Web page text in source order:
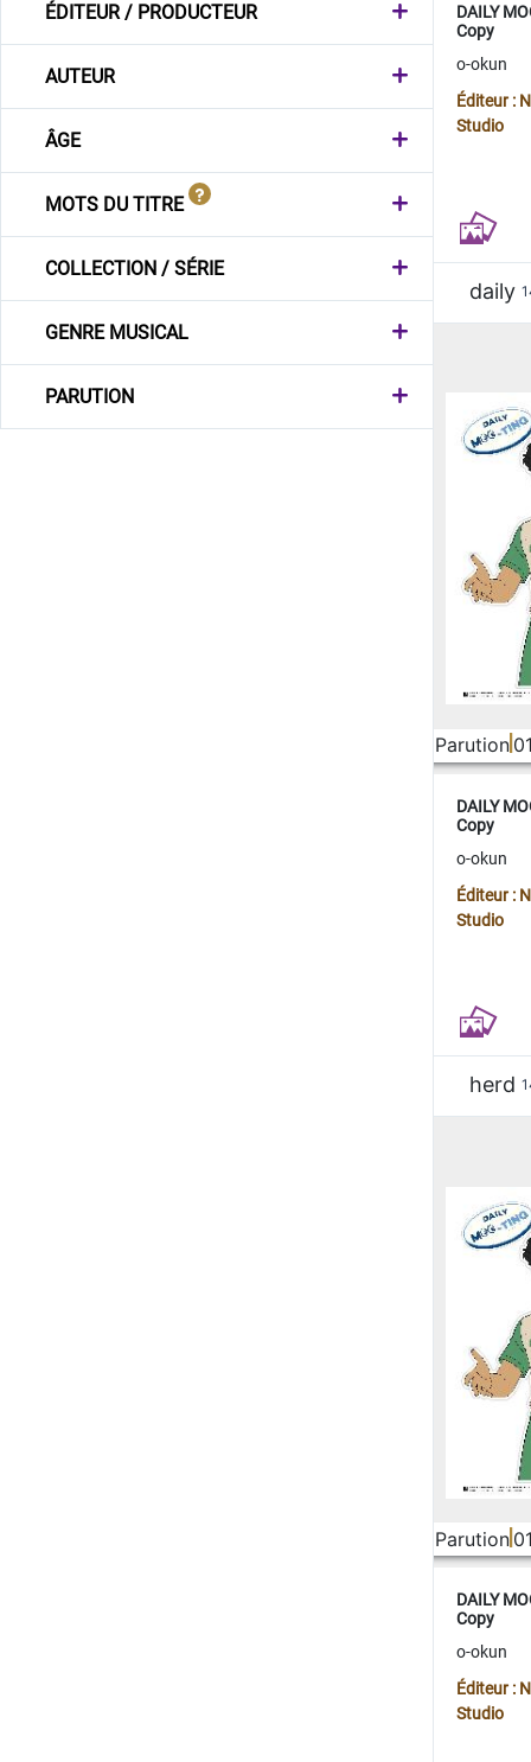
ÉDITEUR / PRODUCTEUR
AUTEUR
ÂGE
MOTS DU TITRE
COLLECTION / SÉRIE
GENRE MUSICAL
PARUTION
DAILY
Copy
o-okun
Éditeur :
Studio
daily
Parution
DAILY
Copy
o-okun
Éditeur :
Studio
herd
Parution
DAILY
Copy
o-okun
Éditeur :
Studio